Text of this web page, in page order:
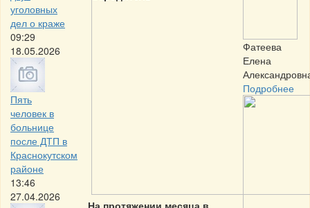
уголовных
дел о краже
09:29
18.05.2026
Пять
человек в
больнице
после ДТП в
Краснокутском
районе
13:46
27.04.2026
Фатеева
Елена
Подробнее